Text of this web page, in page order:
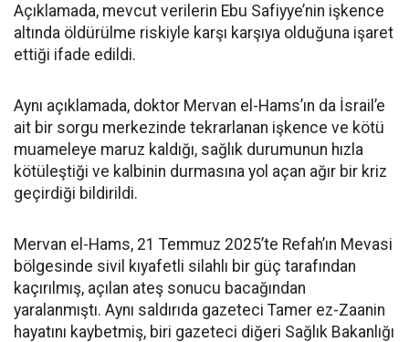
Açıklamada, mevcut verilerin Ebu Safiyye’nin işkence
altında öldürülme riskiyle karşı karşıya olduğuna işaret
ettiği ifade edildi.
Aynı açıklamada, doktor Mervan el-Hams’ın da İsrail’e
ait bir sorgu merkezinde tekrarlanan işkence ve kötü
muameleye maruz kaldığı, sağlık durumunun hızla
kötüleştiği ve kalbinin durmasına yol açan ağır bir kriz
geçirdiği bildirildi.
Mervan el-Hams, 21 Temmuz 2025’te Refah’ın Mevasi
bölgesinde sivil kıyafetli silahlı bir güç tarafından
kaçırılmış, açılan ateş sonucu bacağından
yaralanmıştı. Aynı saldırıda gazeteci Tamer ez-Zaanin
hayatını kaybetmiş, biri gazeteci diğeri Sağlık Bakanlığı